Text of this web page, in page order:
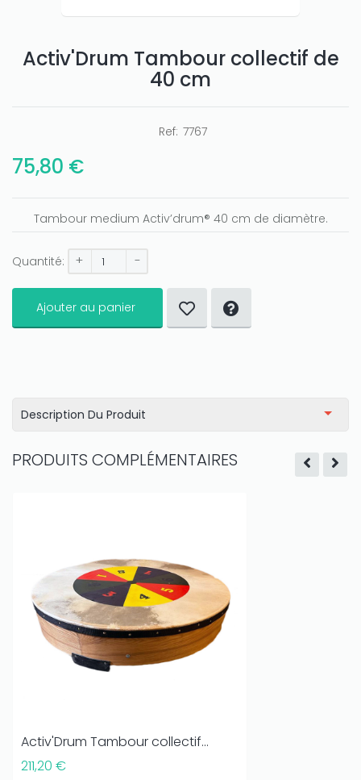
Activ'Drum Tambour collectif de
40 cm
Ref: 7767
75,80 €
Tambour medium Activ’drum® 40 cm de diamètre.
Quantité: + -
Ajouter au panier
Description Du Produit
PRODUITS COMPLÉMENTAIRES
Activ'Drum Tambour collectif...
211,20 €
if you really want to win a huge
amount on your credits!